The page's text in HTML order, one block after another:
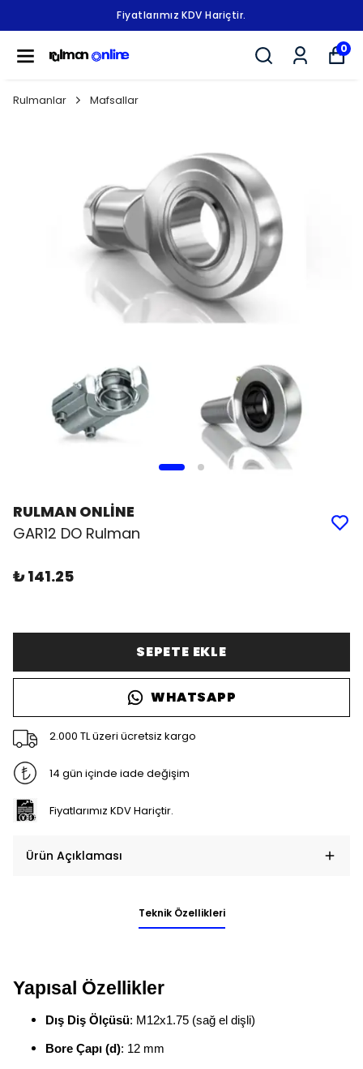
Fiyatlarımız KDV Hariçtir.
0
Rulmanlar Mafsallar
RULMAN ONLİNE
GAR12 DO Rulman
₺ 141.25
SEPETE EKLE
WHATSAPP
2.000 TL üzeri ücretsiz kargo
14 gün içinde iade değişim
Fiyatlarımız KDV Hariçtir.
Ürün Açıklaması
Teknik Özellikleri
Yapısal Özellikler
Dış Diş Ölçüsü: M12x1.75 (sağ el dişli)
Bore Çapı (d): 12 mm